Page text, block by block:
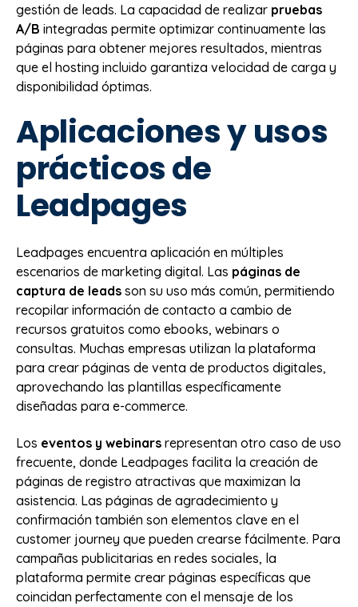
gestión de leads. La capacidad de realizar pruebas
A/B integradas permite optimizar continuamente las
páginas para obtener mejores resultados, mientras
que el hosting incluido garantiza velocidad de carga y
disponibilidad óptimas.
Aplicaciones y usos
prácticos de
Leadpages
Leadpages encuentra aplicación en múltiples
escenarios de marketing digital. Las páginas de
captura de leads son su uso más común, permitiendo
recopilar información de contacto a cambio de
recursos gratuitos como ebooks, webinars o
consultas. Muchas empresas utilizan la plataforma
para crear páginas de venta de productos digitales,
aprovechando las plantillas específicamente
diseñadas para e-commerce.
Los eventos y webinars representan otro caso de uso
frecuente, donde Leadpages facilita la creación de
páginas de registro atractivas que maximizan la
asistencia. Las páginas de agradecimiento y
confirmación también son elementos clave en el
customer journey que pueden crearse fácilmente. Para
campañas publicitarias en redes sociales, la
plataforma permite crear páginas específicas que
coincidan perfectamente con el mensaje de los